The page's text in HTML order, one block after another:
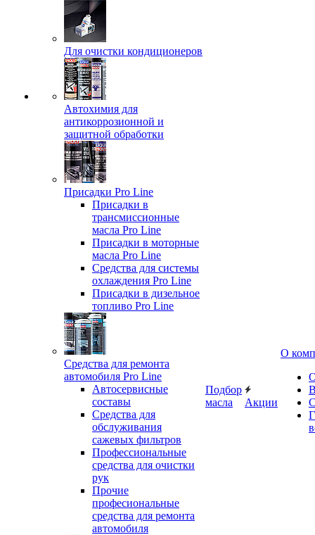
Для очистки кондиционеров
Автохимия для
антикоррозионной и
защитной обработки
Присадки Pro Line
Присадки в
трансмиссионные
масла Pro Line
Присадки в моторные
масла Pro Line
Средства для системы
охлаждения Pro Line
Присадки в дизельное
топливо Pro Line
Средства для ремонта
автомобиля Pro Line
Автосервисные
составы
Средства для
обслуживания
сажевых фильтров
Профессиональные
средства для очистки
рук
Прочие
професиональные
средства для ремонта
автомобиля
Подбор
масла
Акции
О